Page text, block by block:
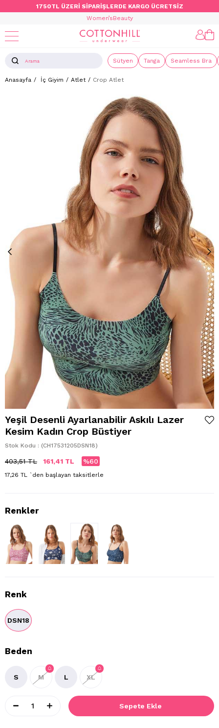
1750TL ÜZERİ SİPARİŞLERDE KARGO ÜCRETSİZ
Women’sBeauty
Sütyen Tanga Seamless Bra
Anasayfa İç Giyim Atlet Crop Atlet
Yeşil Desenli Ayarlanabilir Askılı Lazer
Kesim Kadın Crop Büstiyer
Stok Kodu (CH17531205DSN18)
403,51 TL 161,41 TL 60
17,26 TL `den başlayan taksitlerle
Renk
DSN18
Beden
S M L XL